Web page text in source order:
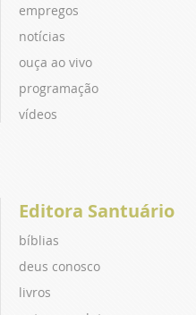
empregos
notícias
ouça ao vivo
programação
vídeos
Editora Santuário
bíblias
deus conosco
livros